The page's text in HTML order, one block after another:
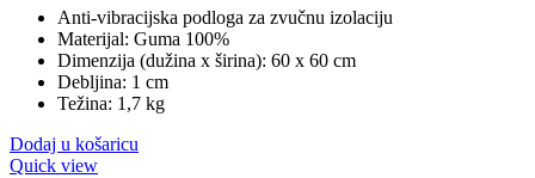
bila
je:
17,90 KM.
je:
14,90 KM.
Anti-vibracijska podloga za zvučnu izolaciju
Materijal: Guma 100%
Dimenzija (dužina x širina): 60 x 60 cm
Debljina: 1 cm
Težina: 1,7 kg
Dodaj u košaricu
Quick view